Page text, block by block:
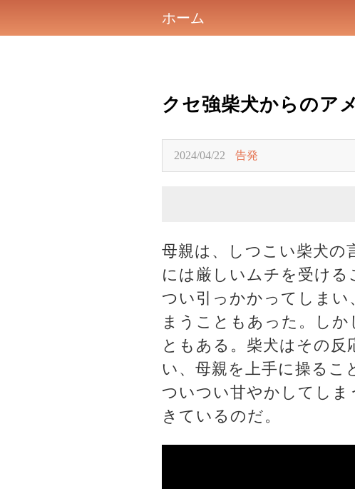
ホーム
クセ強柴犬からのア
2024/04/22 告発
母親は、しつこい柴犬の
には厳しいムチを受け
つい引っかかってしまい
まうこともあった。し
ともある。柴犬はその
い、母親を上手に操るこ
ついつい甘やかしてし
きているのだ。